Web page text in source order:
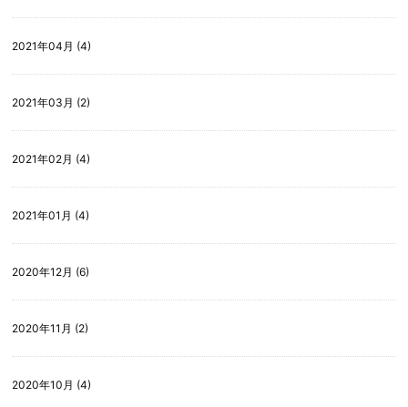
2021年04月 (4)
2021年03月 (2)
2021年02月 (4)
2021年01月 (4)
2020年12月 (6)
2020年11月 (2)
2020年10月 (4)